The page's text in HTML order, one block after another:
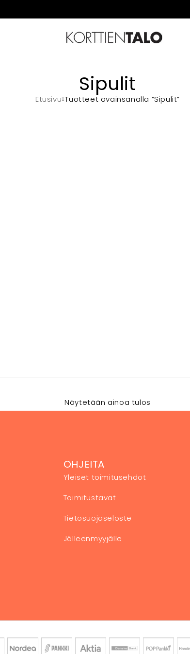
Sipulit
Etusivu Tuotteet avainsanalla “Sipulit”
Näytetään ainoa tulos
OHJEITA
Yleiset toimitusehdot
Toimitustavat
Tietosuojaseloste
Jälleenmyyjälle